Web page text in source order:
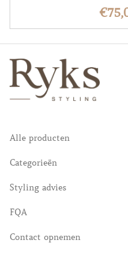
Alle producten
Categorieën
Styling advies
FQA
Contact opnemen